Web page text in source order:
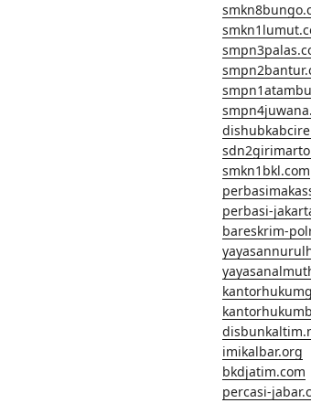
smkn1bkl.com
perbasi-
bareskrim-
imikalbar.org
bkdjatim.com
percasi-